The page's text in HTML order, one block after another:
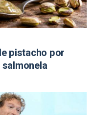
pistacho por